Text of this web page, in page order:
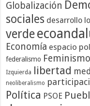
Globalización
sociales desarrollo
verde
Economía espacio
federalismo Feminismo
Izquierda libertad
neoliberalismo
Política PSOE